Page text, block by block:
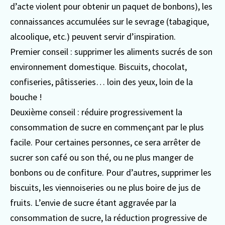
d’acte violent pour obtenir un paquet de bonbons), les
connaissances accumulées sur le sevrage (tabagique,
alcoolique, etc.) peuvent servir d’inspiration.
Premier conseil : supprimer les aliments sucrés de son
environnement domestique. Biscuits, chocolat,
confiseries, pâtisseries… loin des yeux, loin de la
bouche !
Deuxième conseil : réduire progressivement la
consommation de sucre en commençant par le plus
facile. Pour certaines personnes, ce sera arrêter de
sucrer son café ou son thé, ou ne plus manger de
bonbons ou de confiture. Pour d’autres, supprimer les
biscuits, les viennoiseries ou ne plus boire de jus de
fruits. L’envie de sucre étant aggravée par la
consommation de sucre, la réduction progressive de